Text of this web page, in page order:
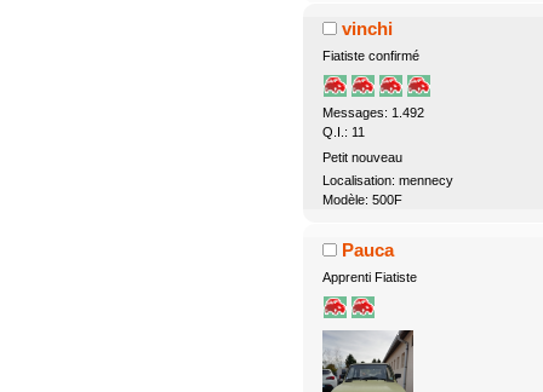
vinchi
Fiatiste confirmé
Messages: 1.492
Q.I.: 11
Petit nouveau
Localisation: mennecy
Modèle: 500F
Pauca
Apprenti Fiatiste